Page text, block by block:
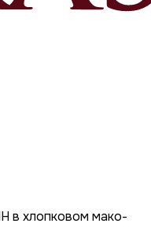
в хлопковом мако-